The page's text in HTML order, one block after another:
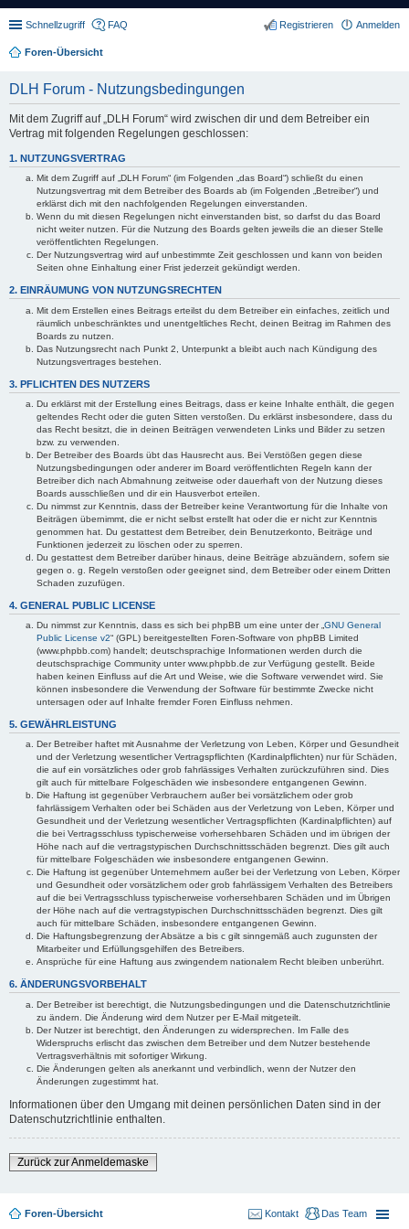
Schnellzugriff FAQ Anmelden
Registrieren
Foren-Übersicht
DLH Forum - Nutzungsbedingungen
Mit dem Zugriff auf „DLH Forum“ wird zwischen dir und dem Betreiber ein
Vertrag mit folgenden Regelungen geschlossen:
1. NUTZUNGSVERTRAG
Mit dem Zugriff auf „DLH Forum“ (im Folgenden „das Board“) schließt du einen
Nutzungsvertrag mit dem Betreiber des Boards ab (im Folgenden „Betreiber“) und
erklärst dich mit den nachfolgenden Regelungen einverstanden.
Wenn du mit diesen Regelungen nicht einverstanden bist, so darfst du das Board
nicht weiter nutzen. Für die Nutzung des Boards gelten jeweils die an dieser Stelle
veröffentlichten Regelungen.
Der Nutzungsvertrag wird auf unbestimmte Zeit geschlossen und kann von beiden
Seiten ohne Einhaltung einer Frist jederzeit gekündigt werden.
2. EINRÄUMUNG VON NUTZUNGSRECHTEN
Mit dem Erstellen eines Beitrags erteilst du dem Betreiber ein einfaches, zeitlich und
räumlich unbeschränktes und unentgeltliches Recht, deinen Beitrag im Rahmen des
Boards zu nutzen.
Das Nutzungsrecht nach Punkt 2, Unterpunkt a bleibt auch nach Kündigung des
Nutzungsvertrages bestehen.
3. PFLICHTEN DES NUTZERS
Du erklärst mit der Erstellung eines Beitrags, dass er keine Inhalte enthält, die gegen
geltendes Recht oder die guten Sitten verstoßen. Du erklärst insbesondere, dass du
das Recht besitzt, die in deinen Beiträgen verwendeten Links und Bilder zu setzen
bzw. zu verwenden.
Der Betreiber des Boards übt das Hausrecht aus. Bei Verstößen gegen diese
Nutzungsbedingungen oder anderer im Board veröffentlichten Regeln kann der
Betreiber dich nach Abmahnung zeitweise oder dauerhaft von der Nutzung dieses
Boards ausschließen und dir ein Hausverbot erteilen.
Du nimmst zur Kenntnis, dass der Betreiber keine Verantwortung für die Inhalte von
Beiträgen übernimmt, die er nicht selbst erstellt hat oder die er nicht zur Kenntnis
genommen hat. Du gestattest dem Betreiber, dein Benutzerkonto, Beiträge und
Funktionen jederzeit zu löschen oder zu sperren.
Du gestattest dem Betreiber darüber hinaus, deine Beiträge abzuändern, sofern sie
gegen o. g. Regeln verstoßen oder geeignet sind, dem Betreiber oder einem Dritten
Schaden zuzufügen.
4. GENERAL PUBLIC LICENSE
Du nimmst zur Kenntnis, dass es sich bei phpBB um eine unter der „ GNU General
Public License v2“ (GPL) bereitgestellten Foren-Software von phpBB Limited
(www.phpbb.com) handelt; deutschsprachige Informationen werden durch die
deutschsprachige Community unter www.phpbb.de zur Verfügung gestellt. Beide
haben keinen Einfluss auf die Art und Weise, wie die Software verwendet wird. Sie
können insbesondere die Verwendung der Software für bestimmte Zwecke nicht
untersagen oder auf Inhalte fremder Foren Einfluss nehmen.
5. GEWÄHRLEISTUNG
Der Betreiber haftet mit Ausnahme der Verletzung von Leben, Körper und Gesundheit
und der Verletzung wesentlicher Vertragspflichten (Kardinalpflichten) nur für Schäden,
die auf ein vorsätzliches oder grob fahrlässiges Verhalten zurückzuführen sind. Dies
gilt auch für mittelbare Folgeschäden wie insbesondere entgangenen Gewinn.
Die Haftung ist gegenüber Verbrauchern außer bei vorsätzlichem oder grob
fahrlässigem Verhalten oder bei Schäden aus der Verletzung von Leben, Körper und
Gesundheit und der Verletzung wesentlicher Vertragspflichten (Kardinalpflichten) auf
die bei Vertragsschluss typischerweise vorhersehbaren Schäden und im übrigen der
Höhe nach auf die vertragstypischen Durchschnittsschäden begrenzt. Dies gilt auch
für mittelbare Folgeschäden wie insbesondere entgangenen Gewinn.
Die Haftung ist gegenüber Unternehmern außer bei der Verletzung von Leben, Körper
und Gesundheit oder vorsätzlichem oder grob fahrlässigem Verhalten des Betreibers
auf die bei Vertragsschluss typischerweise vorhersehbaren Schäden und im Übrigen
der Höhe nach auf die vertragstypischen Durchschnittsschäden begrenzt. Dies gilt
auch für mittelbare Schäden, insbesondere entgangenen Gewinn.
Die Haftungsbegrenzung der Absätze a bis c gilt sinngemäß auch zugunsten der
Mitarbeiter und Erfüllungsgehilfen des Betreibers.
Ansprüche für eine Haftung aus zwingendem nationalem Recht bleiben unberührt.
6. ÄNDERUNGSVORBEHALT
Der Betreiber ist berechtigt, die Nutzungsbedingungen und die Datenschutzrichtlinie
zu ändern. Die Änderung wird dem Nutzer per E-Mail mitgeteilt.
Der Nutzer ist berechtigt, den Änderungen zu widersprechen. Im Falle des
Widerspruchs erlischt das zwischen dem Betreiber und dem Nutzer bestehende
Vertragsverhältnis mit sofortiger Wirkung.
Die Änderungen gelten als anerkannt und verbindlich, wenn der Nutzer den
Änderungen zugestimmt hat.
Informationen über den Umgang mit deinen persönlichen Daten sind in der
Datenschutzrichtlinie enthalten.
Zurück zur Anmeldemaske
Foren-Übersicht Das Team
Kontakt